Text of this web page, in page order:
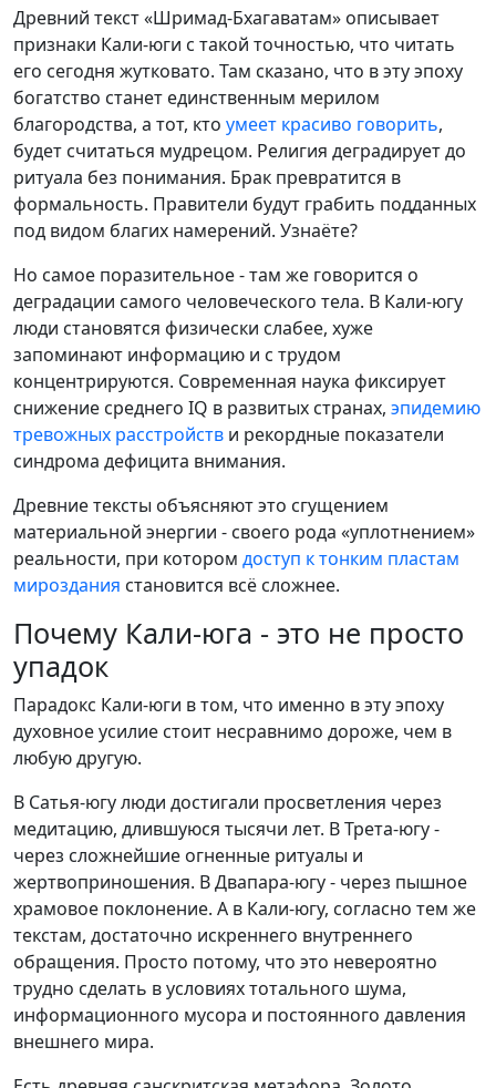
Древний текст «Шримад-Бхагаватам» описывает
признаки Кали-юги с такой точностью, что читать
его сегодня жутковато. Там сказано, что в эту эпоху
богатство станет единственным мерилом
благородства, а тот, кто умеет красиво говорить,
будет считаться мудрецом. Религия деградирует до
ритуала без понимания. Брак превратится в
формальность. Правители будут грабить подданных
под видом благих намерений. Узнаёте?
Но самое поразительное - там же говорится о
деградации самого человеческого тела. В Кали-югу
люди становятся физически слабее, хуже
запоминают информацию и с трудом
концентрируются. Современная наука фиксирует
снижение среднего IQ в развитых странах, эпидемию
тревожных расстройств и рекордные показатели
синдрома дефицита внимания.
Древние тексты объясняют это сгущением
материальной энергии - своего рода «уплотнением»
реальности, при котором доступ к тонким пластам
мироздания становится всё сложнее.
Почему Кали-юга - это не просто
упадок
Парадокс Кали-юги в том, что именно в эту эпоху
духовное усилие стоит несравнимо дороже, чем в
любую другую.
В Сатья-югу люди достигали просветления через
медитацию, длившуюся тысячи лет. В Трета-югу -
через сложнейшие огненные ритуалы и
жертвоприношения. В Двапара-югу - через пышное
храмовое поклонение. А в Кали-югу, согласно тем же
текстам, достаточно искреннего внутреннего
обращения. Просто потому, что это невероятно
трудно сделать в условиях тотального шума,
информационного мусора и постоянного давления
внешнего мира.